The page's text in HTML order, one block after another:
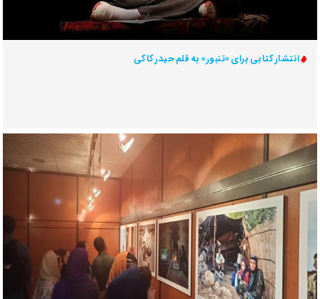
انتشار کتابی برای «تنبور» به قلم حیدر کاکی